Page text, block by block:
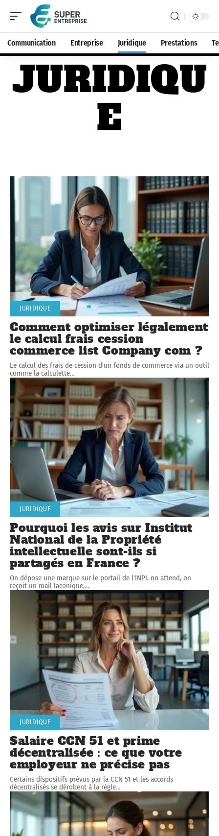
Communication Entreprise Juridique Prestations
JURIDIQU
E
JURIDIQUE
Comment optimiser légalement
le calcul frais cession
commerce list Company com ?
Le calcul des frais de cession d'un fonds de commerce via un outil
comme la calculette…
JURIDIQUE
Pourquoi les avis sur Institut
National de la Propriété
intellectuelle sont-ils si
partagés en France ?
On dépose une marque sur le portail de l'INPI, on attend, on
reçoit un mail laconique,…
JURIDIQUE
Salaire CCN 51 et prime
décentralisée : ce que votre
employeur ne précise pas
Certains dispositifs prévus par la CCN 51 et les accords
décentralisés se dérobent à la règle…